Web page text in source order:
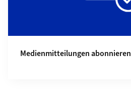
Medienmitteilungen abonnieren